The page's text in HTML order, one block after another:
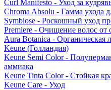
Curl Manifesto - Уход за
Chroma Absolu - Гамма ухода
Symbiose - Роскошный уход
Premiere - Очищение волос от
Aura Botanica - Органическая
Keune (Голландия)
Keune Semi Color -
аммиака
Keune Tinta Color - Стойкая
Keune Care - Уход